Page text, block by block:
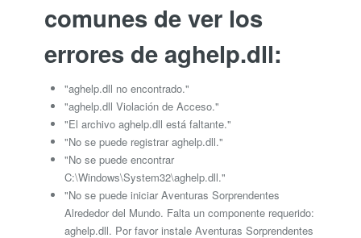
comunes de ver los
errores de aghelp.dll:
"aghelp.dll no encontrado."
"aghelp.dll Violación de Acceso."
"El archivo aghelp.dll está faltante."
"No se puede registrar aghelp.dll."
"No se puede encontrar
C:\Windows\System32\aghelp.dll."
"No se puede iniciar Aventuras Sorprendentes
Alrededor del Mundo. Falta un componente requerido:
aghelp.dll. Por favor instale Aventuras Sorprendentes